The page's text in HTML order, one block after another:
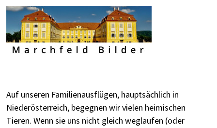
Auf unseren Familienausflügen, hauptsächlich in
Niederösterreich, begegnen wir vielen heimischen
Tieren. Wenn sie uns nicht gleich weglaufen (oder